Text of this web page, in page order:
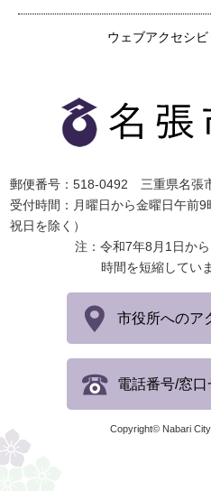
ウェブアクセシ
郵便番号：518-0492 三重県名張
受付時間：月曜日から金曜日午前
祝日を除く）
注：令和7年8月1日か
時間を短縮してい
市役所へのア
電話番号/窓口
Copyright© Nabari